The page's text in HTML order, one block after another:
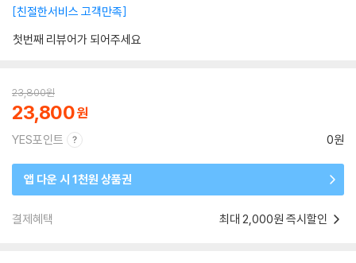
친절한서비스 고객만족
첫번째 리뷰어가 되어주세요
23,800원
23,800
YES포인트 0원
앱 다운 시 1천원 상품권
결제혜택 최대 2,000원 즉시할인